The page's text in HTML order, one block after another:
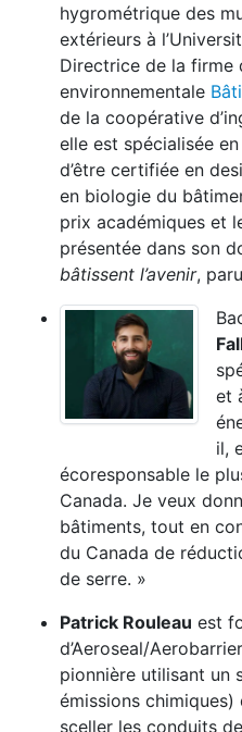
hygrométrique des
extérieurs à
Directrice de la firme
environnementale
de la coopérative
elle est spécialisée
d’être certifiée en
en biologie du
prix académiques et
présentée dans son
bâtissent l’avenir,
et
il,
écoresponsable le
Canada. Je veux
bâtiments, tout en
du Canada de
de serre. »
Patrick Rouleau est
d’Aeroseal/
pionnière utilisant un
émissions
sceller les conduits